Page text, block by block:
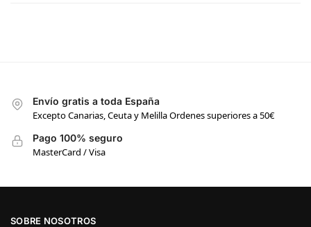
Envío gratis a toda España
Excepto Canarias, Ceuta y Melilla Ordenes superiores a 50€
Pago 100% seguro
MasterCard / Visa
SOBRE NOSOTROS